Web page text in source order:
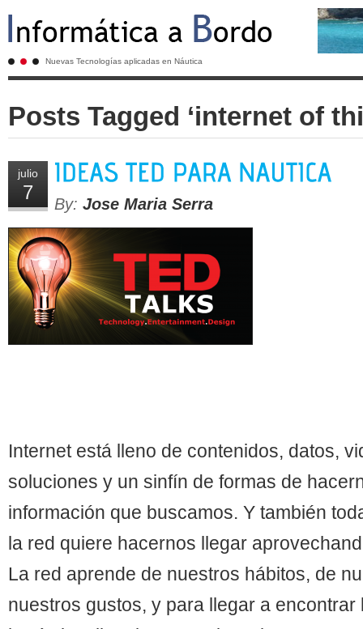
Nuevas Tecnologías aplicadas en Náutica
Posts Tagged ‘internet of
julio
7
By: Jose Maria Serra
Internet está lleno de contenidos, datos,
soluciones y un sinfín de formas de
información que buscamos. Y también
la red quiere hacernos llegar
La red aprende de nuestros hábitos, de
nuestros gustos, y para llegar a